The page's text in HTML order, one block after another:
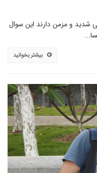
شدید و مزمن دارند این سوال
بیشتر بخوانید